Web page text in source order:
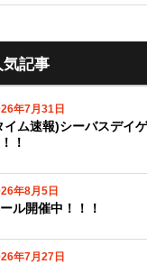
気記事
年7月31日
イム速報)シーバスデイ
！
年8月5日
ル開催中！！！
年7月27日